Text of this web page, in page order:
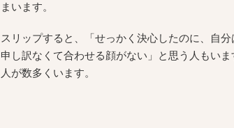
まいます。
スリップすると、「せっかく決心したのに、自
申し訳なくて合わせる顔がない」と思う人もい
人が数多くいます。